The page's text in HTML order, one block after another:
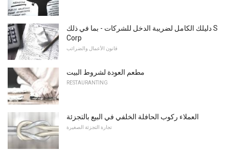
دليلك الكامل لضريبة الدخل للشركات - بما في ذلك S
Corp
قانون الأعمال والضرائب
مطعم العودة لشروط البيت
RESTAURANTING
العملاء ركوب الحافلة الخلفي في البيع بالتجزئة
تجارة التجزئة الصغيرة